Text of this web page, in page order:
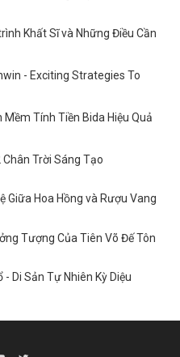
Khất Sĩ và Những Điều Cần
- Exciting Strategies To
Mềm Tính Tiền Bida Hiệu Quả
Trời Sáng Tạo
Giữa Hoa Hồng và Rượu Vang
Tượng Của Tiên Võ Đế Tôn
Di Sản Tự Nhiên Kỳ Diệu